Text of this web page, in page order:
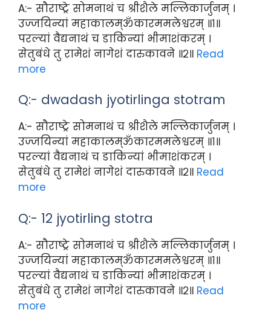
A:- सौराष्ट्रे सोमनाथं च श्रीशैले मल्लिकार्जुनम् ।
उज्जयिन्यां महाकालम्ॐकारममलेश्वरम् ॥१॥
परल्यां वैद्यनाथं च डाकिन्यां भीमाशंकरम् ।
सेतुबंधे तु रामेशं नागेशं दारुकावने ॥२॥ Read
more
Q:- dwadash jyotirlinga stotram
A:- सौराष्ट्रे सोमनाथं च श्रीशैले मल्लिकार्जुनम् ।
उज्जयिन्यां महाकालम्ॐकारममलेश्वरम् ॥१॥
परल्यां वैद्यनाथं च डाकिन्यां भीमाशंकरम् ।
सेतुबंधे तु रामेशं नागेशं दारुकावने ॥२॥ Read
more
Q:- 12 jyotirling stotra
A:- सौराष्ट्रे सोमनाथं च श्रीशैले मल्लिकार्जुनम् ।
उज्जयिन्यां महाकालम्ॐकारममलेश्वरम् ॥१॥
परल्यां वैद्यनाथं च डाकिन्यां भीमाशंकरम् ।
सेतुबंधे तु रामेशं नागेशं दारुकावने ॥२॥ Read
more